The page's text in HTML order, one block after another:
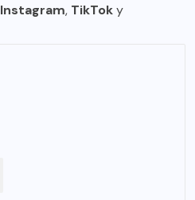
Instagram, TikToky